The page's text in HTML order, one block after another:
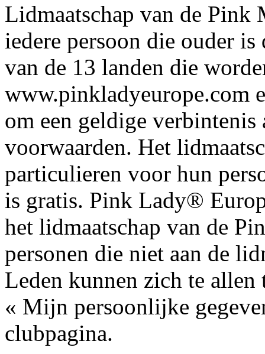
Lidmaatschap van de
iedere persoon die ouder
van de 13 landen die
www.pinkladyeurope.com
om een geldige verbintenis
voorwaarden. Het
particulieren voor hun
is gratis. Pink Lady®
het lidmaatschap van de
personen die niet aan de
Leden kunnen zich te
« Mijn persoonlijke
clubpagina.